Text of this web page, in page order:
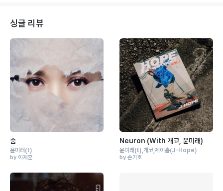
싱글 리뷰
숨
윤미래 (t)
by 이재훈
Neuron (With 개코, 윤미래)
윤미래 (t) 개코 제이홉(J-Hope)
by 손기호